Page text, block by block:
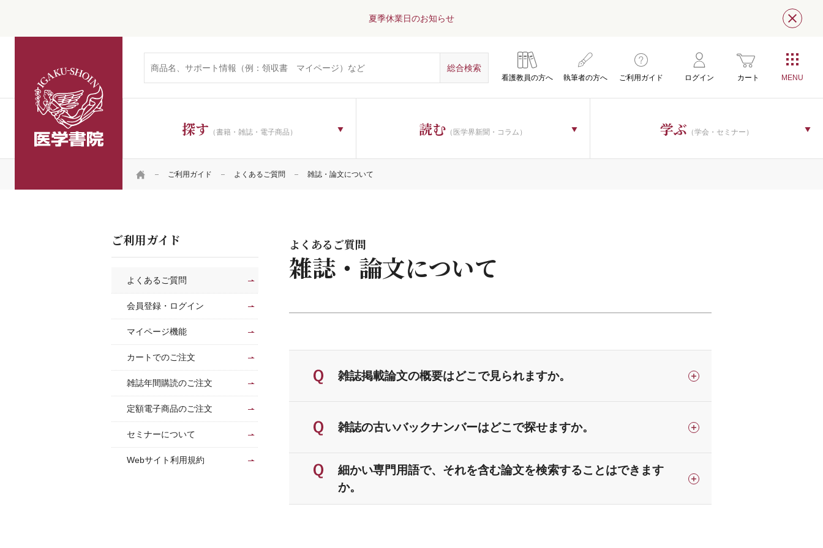
夏季休業日のお知らせ 閉じ
看護教員の方へ 執筆者の方へ ご利用ガイド ログイン カート
探す （書籍・雑誌・電子商品） 読む （医学界新聞・コラム） 学ぶ （学会・セミナー）
HOME ご利用ガイド よくあるご質問 雑誌・論文について
よくあるご質問
雑誌・論文について
雑誌掲載論文の概要はどこで見られますか。
雑誌の古いバックナンバーはどこで探せますか。
細かい専門用語で、それを含む論文を検索することはできます
か。
ご利用ガイド
よくあるご質問
会員登録・ログイン
マイページ機能
カートでのご注文
雑誌年間購読のご注文
定額電子商品のご注文
セミナーについて
Webサイト利用規約